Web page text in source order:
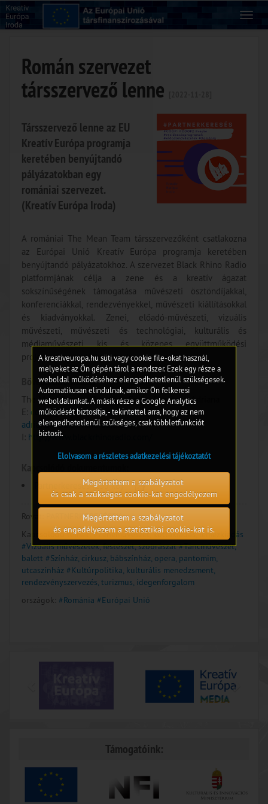
Román szervezet
társszervező lenne
Társszervező lenne az EU
Kreatív Európa programja
keretében benyújtandó
pályázatokban egy
romániai szervezet.
(Kreatív Európa Iroda)
A romániai The Mean Team társszervezőként csatlakozna
az Európai Unió Kreatív Európa programja keretében
benyújtandó pályázatokhoz. A szervezet Black Rhino Radio
platformjának célja a zene és a kreatív ágazat
sokszínűségének támogatása művészeti ösztöndíjakkal,
konferenciákkal, rendezvényekkel, művészeti kiállításokkal
és kiadványokkal. Zenei, előadó-művészeti, vizuális
művészeti, művészeti és technológiai, kulturális és
médiaművészeti kis és közepes együttműködési
projektekhez csatlakoznának.
Bővebb információ:
The Mean Team; - Oraseanu Codin, Oraseanu Adriana
E: codin@blackrhinoradio.com,
adriana@blackrhinoradio.com
I: http://www.blackrhinoradio.com/
Partnerkeresés(235 kB)
Rovat:
PARTNERKERESÉSEK
Kapcsolódó témák:#Zeneművészet, kottakiadás, lemezkiadás
#Vizuális művészetek, festészet, szobrászat #Táncművészet,
balett #Színház, cirkusz, bábszínház, opera, pantomim,
utcaszínház #Kultúrpolitika, kulturális menedzsment,
rendezvényszervezés, turizmus, idegenforgalom
országok: #Románia #Európai Unió
Támogatóink:
A kreativeuropa.hu süti vagy cookie file-okat használ,
melyeket az Ön gépén tárol a rendszer. Ezek egy része a
weboldal működéséhez elengedhetetlenül szükségesek.
Automatikusan elindulnak, amikor Ön felkeresi
weboldalunkat. A másik része a Google Analytics
működését biztosítja, - tekintettel arra, hogy az nem
elengedhetetlenül szükséges, csak többletfunkciót
biztosít.
Elolvasom a részletes adatkezelési tájékoztatót
Megértettem a szabályzatot
és csak a szükséges cookie-kat engedélyezem
Megértettem a szabályzatot
és engedélyezem a statisztikai cookie-kat is.